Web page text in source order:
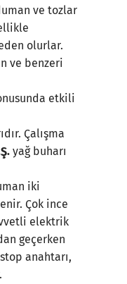
ve tozlar
olurlar.
ve benzeri
etkili
Çalışma
yağ buharı
iki
Çok ince
elektrik
geçerken
anahtarı,